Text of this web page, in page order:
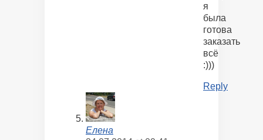
я
была
готова
заказать
всё
:)))
Reply
Елена